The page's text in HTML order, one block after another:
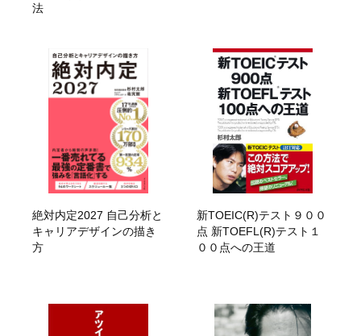
法
絶対内定2027 自己分析と
キャリアデザインの描き
方
新TOEIC(R)テスト９００
点 新TOEFL(R)テスト１
００点への王道